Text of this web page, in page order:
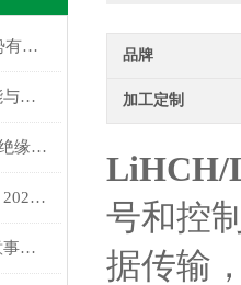
XHHW电缆的产品特点和优势有哪些呢？
低烟无卤仪表电缆的抗火性能与安装要求
UL 3386美标电缆交联聚乙烯绝缘新能源电缆的安装与维护指南
出口的欧标电缆有靠谱的吗？2026年合规生产企业推荐
安装多芯控制电缆的六大注意事项说明
品牌
加工定制
LiHCH/
号和控
据传输